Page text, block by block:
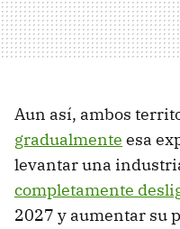
Aun así, ambos
gradualmente esa
levantar una
completamente
2027 y aumentar su